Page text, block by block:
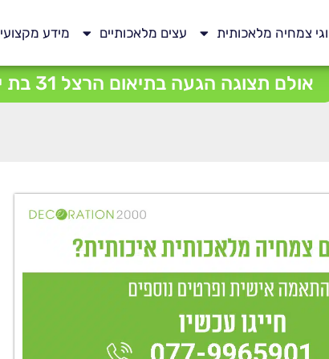
צמחיה מלאכותית עצים מלאכותיים מידע מקצועי
אולם תצוגה הגעה בתיאום הרצל 31 בת ים